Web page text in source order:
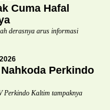
Cuma Hafal
derasnya arus informasi
Perkindo
Kaltim tampaknya